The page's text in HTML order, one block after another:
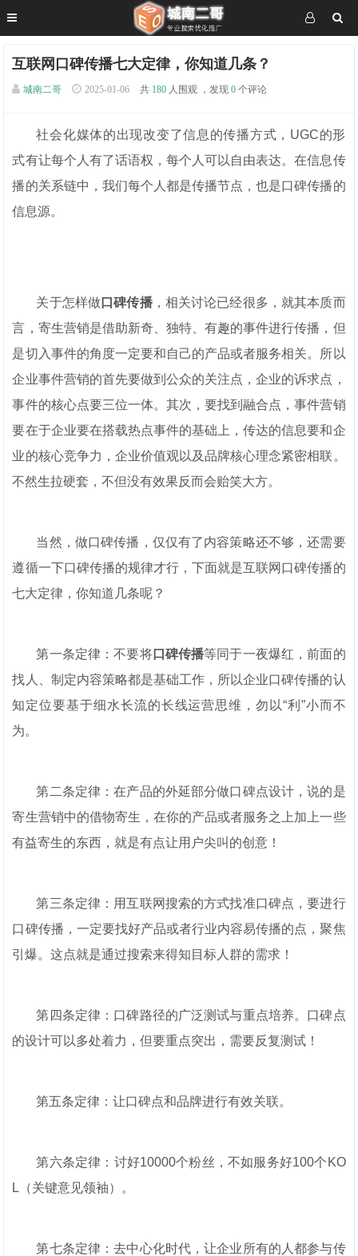
互联网口碑传播七大定律，你知道几条？
城南二哥 2025-01-06 共 180 人围观 ，发现 0 个评论
社会化媒体的出现改变了信息的传播方式，UGC的形
式有让每个人有了话语权，每个人可以自由表达。在信息传
播的关系链中，我们每个人都是传播节点，也是口碑传播的
信息源。
关于怎样做口碑传播，相关讨论已经很多，就其本质而
言，寄生营销是借助新奇、独特、有趣的事件进行传播，但
是切入事件的角度一定要和自己的产品或者服务相关。所以
企业事件营销的首先要做到公众的关注点，企业的诉求点，
事件的核心点要三位一体。其次，要找到融合点，事件营销
要在于企业要在搭载热点事件的基础上，传达的信息要和企
业的核心竞争力，企业价值观以及品牌核心理念紧密相联。
不然生拉硬套，不但没有效果反而会贻笑大方。
当然，做口碑传播，仅仅有了内容策略还不够，还需要
遵循一下口碑传播的规律才行，下面就是互联网口碑传播的
七大定律，你知道几条呢？
第一条定律：不要将口碑传播等同于一夜爆红，前面的
找人、制定内容策略都是基础工作，所以企业口碑传播的认
知定位要基于细水长流的长线运营思维，勿以“利”小而不
为。
第二条定律：在产品的外延部分做口碑点设计，说的是
寄生营销中的借物寄生，在你的产品或者服务之上加上一些
有益寄生的东西，就是有点让用户尖叫的创意！
第三条定律：用互联网搜索的方式找准口碑点，要进行
口碑传播，一定要找好产品或者行业内容易传播的点，聚焦
引爆。这点就是通过搜索来得知目标人群的需求！
第四条定律：口碑路径的广泛测试与重点培养。口碑点
的设计可以多处着力，但要重点突出，需要反复测试！
第五条定律：让口碑点和品牌进行有效关联。
第六条定律：讨好10000个粉丝，不如服务好100个KO
L（关键意见领袖）。
第七条定律：去中心化时代，让企业所有的人都参与传